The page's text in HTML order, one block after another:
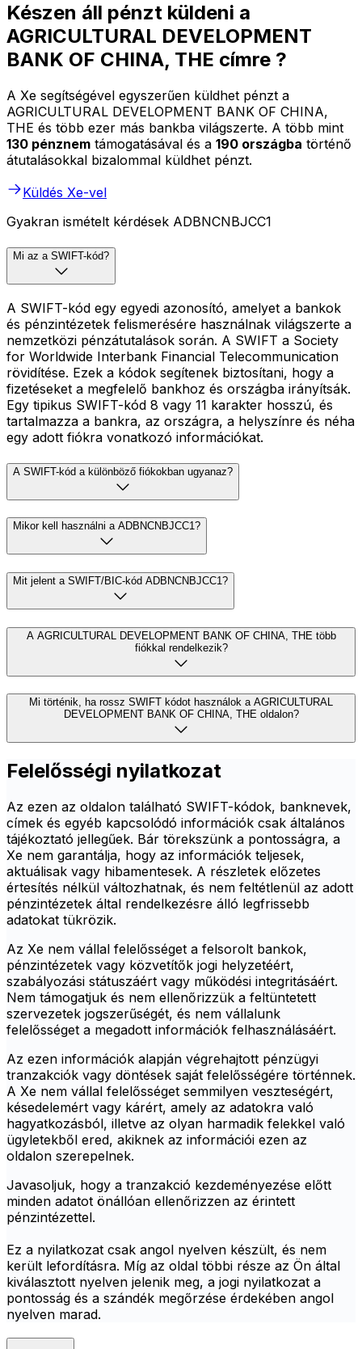
Készen áll pénzt küldeni a
AGRICULTURAL DEVELOPMENT
BANK OF CHINA, THE címre ?
A Xe segítségével egyszerűen küldhet pénzt a
AGRICULTURAL DEVELOPMENT BANK OF CHINA,
THE és több ezer más bankba világszerte. A több mint
130 pénznem támogatásával és a 190 országba történő
átutalásokkal bizalommal küldhet pénzt.
Küldés Xe-vel
Gyakran ismételt kérdések ADBNCNBJCC1
Mi az a SWIFT-kód?
A SWIFT-kód egy egyedi azonosító, amelyet a bankok
és pénzintézetek felismerésére használnak világszerte a
nemzetközi pénzátutalások során. A SWIFT a Society
for Worldwide Interbank Financial Telecommunication
rövidítése. Ezek a kódok segítenek biztosítani, hogy a
fizetéseket a megfelelő bankhoz és országba irányítsák.
Egy tipikus SWIFT-kód 8 vagy 11 karakter hosszú, és
tartalmazza a bankra, az országra, a helyszínre és néha
egy adott fiókra vonatkozó információkat.
A SWIFT-kód a különböző fiókokban ugyanaz?
Mikor kell használni a ADBNCNBJCC1?
Mit jelent a SWIFT/BIC-kód ADBNCNBJCC1?
A AGRICULTURAL DEVELOPMENT BANK OF CHINA, THE több
fiókkal rendelkezik?
Mi történik, ha rossz SWIFT kódot használok a AGRICULTURAL
DEVELOPMENT BANK OF CHINA, THE oldalon?
Felelősségi nyilatkozat
Az ezen az oldalon található SWIFT-kódok, banknevek,
címek és egyéb kapcsolódó információk csak általános
tájékoztató jellegűek. Bár törekszünk a pontosságra, a
Xe nem garantálja, hogy az információk teljesek,
aktuálisak vagy hibamentesek. A részletek előzetes
értesítés nélkül változhatnak, és nem feltétlenül az adott
pénzintézetek által rendelkezésre álló legfrissebb
adatokat tükrözik.
Az Xe nem vállal felelősséget a felsorolt bankok,
pénzintézetek vagy közvetítők jogi helyzetéért,
szabályozási státuszáért vagy működési integritásáért.
Nem támogatjuk és nem ellenőrizzük a feltüntetett
szervezetek jogszerűségét, és nem vállalunk
felelősséget a megadott információk felhasználásáért.
Az ezen információk alapján végrehajtott pénzügyi
tranzakciók vagy döntések saját felelősségére történnek.
A Xe nem vállal felelősséget semmilyen veszteségért,
késedelemért vagy kárért, amely az adatokra való
hagyatkozásból, illetve az olyan harmadik felekkel való
ügyletekből ered, akiknek az információi ezen az
oldalon szerepelnek.
Javasoljuk, hogy a tranzakció kezdeményezése előtt
minden adatot önállóan ellenőrizzen az érintett
pénzintézettel.
Ez a nyilatkozat csak angol nyelven készült, és nem
került lefordításra. Míg az oldal többi része az Ön által
kiválasztott nyelven jelenik meg, a jogi nyilatkozat a
pontosság és a szándék megőrzése érdekében angol
nyelven marad.